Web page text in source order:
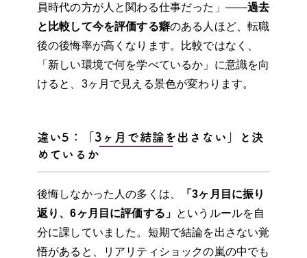
員時代の方が人と関わる仕事だった」——過去
と比較して今を評価する癖のある人ほど、転職
後の後悔率が高くなります。比較ではなく、
「新しい環境で何を学べているか」に意識を向
けると、3ヶ月で見える景色が変わります。
違い5：「3ヶ月で結論を出さない」と決
めているか
後悔しなかった人の多くは、
「3ヶ月目に振り
返り、6ヶ月目に評価する」 というルールを自
分に課していました。短期で結論を出さない覚
悟があると、リアリティショックの嵐の中でも